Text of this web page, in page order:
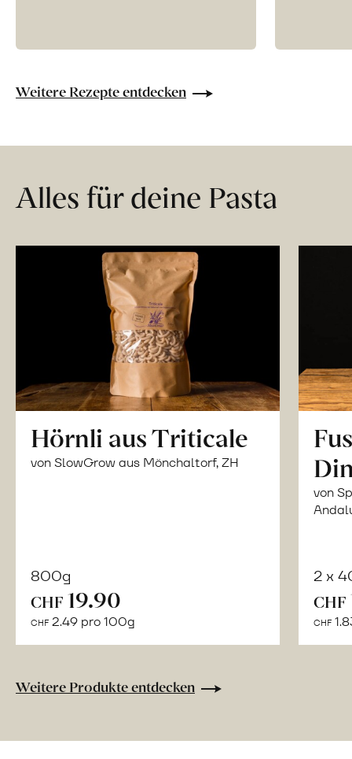
Weitere Rezepte entdecken
Alles für deine Pasta
Hörnli aus Triticale
von SlowGrow aus Mönchaltorf, ZH
800g
CHF 19.90
CHF 2.49 pro 100g
von
2 x
CHF
CHF
Weitere Produkte entdecken